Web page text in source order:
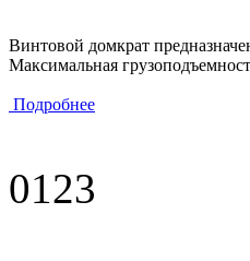
Винтовой домкрат
Максимальная
Подробнее
0123